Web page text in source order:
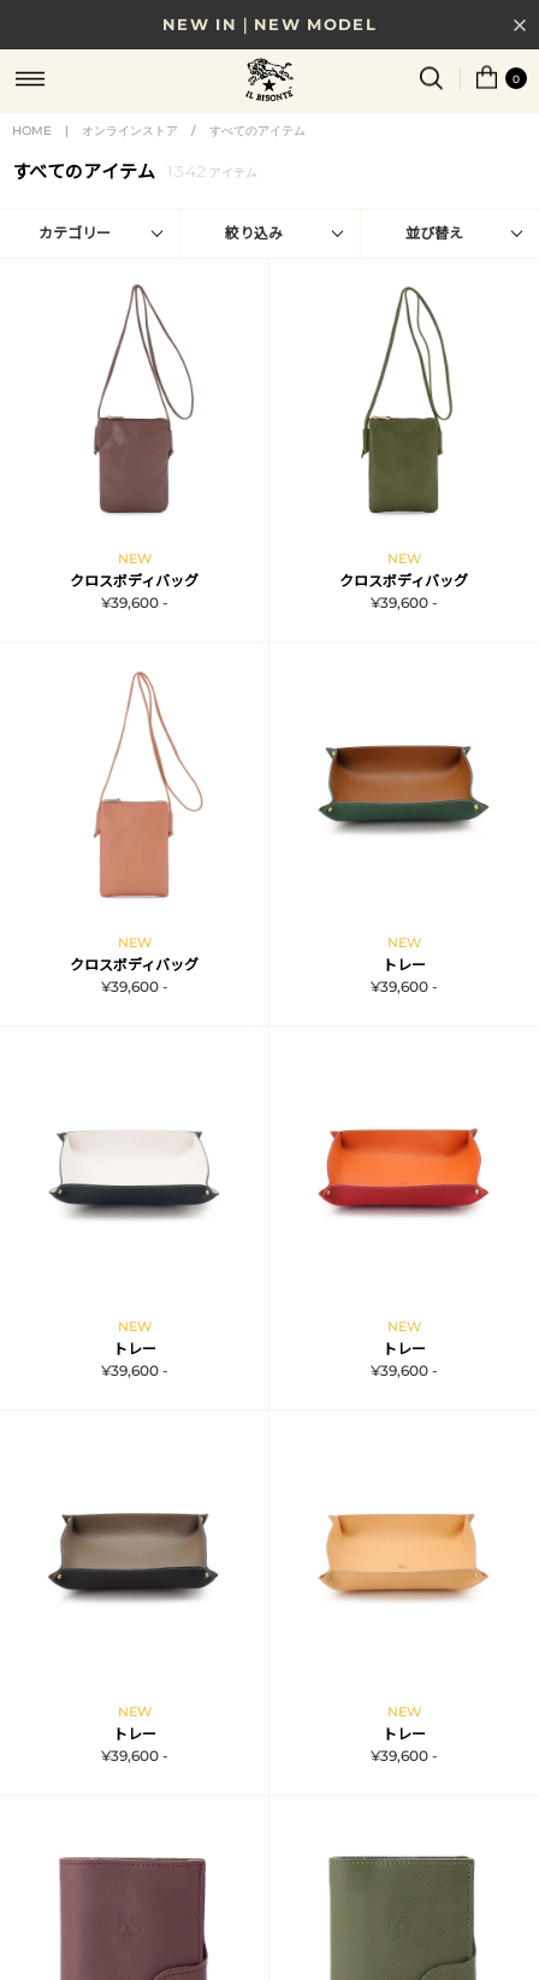
NEW IN｜NEW MODEL
8/17(月)10時まで｜税込11,000円以上で送料無料
贈る相手やシーンから選べる、新しいギフトガイド
NEW IN｜COLOR LEATHER
0
HOME | オンラインストア / すべてのアイテム
すべてのアイテム 1342 アイテム
カテゴリー 絞り込み 並び替え
NEW
クロスボディバッグ
¥39,600 -
NEW
クロスボディバッグ
¥39,600 -
NEW
クロスボディバッグ
¥39,600 -
NEW
トレー
¥39,600 -
NEW
トレー
¥39,600 -
NEW
トレー
¥39,600 -
NEW
トレー
¥39,600 -
NEW
トレー
¥39,600 -